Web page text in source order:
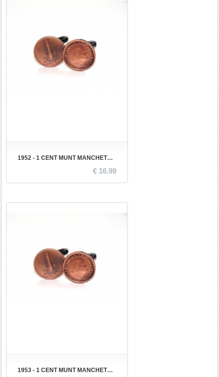
1952 - 1 CENT MUNT MANCHETKNOPEN
€ 16.99
1953 - 1 CENT MUNT MANCHETKNOPEN